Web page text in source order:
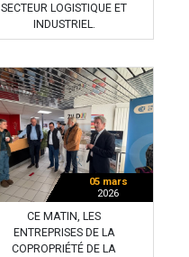
SECTEUR LOGISTIQUE ET
INDUSTRIEL.
05 mars
2026
CE MATIN, LES
ENTREPRISES DE LA
COPROPRIÉTÉ DE LA